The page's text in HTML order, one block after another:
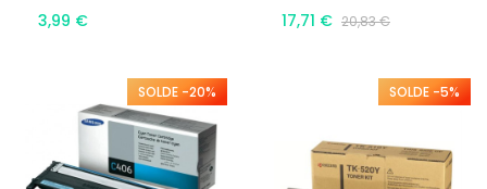
3,99 €
17,71 € 20,83 €
SOLDE -20% SOLDE -5%